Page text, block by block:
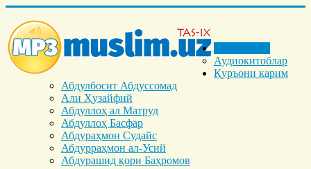
Аудиокитоблар
Қуръони карим
Абдулбосит Абдуссомад
Али Ҳузайфий
Абдуллоҳ ал Матруд
Абдуллоҳ Басфар
Абдураҳмон Судайс
Абдурраҳмон ал-Усий
Абдурашид қори Баҳромов